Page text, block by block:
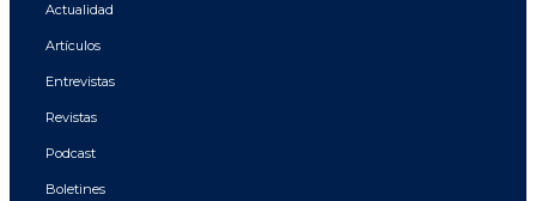
Actualidad
Artículos
Entrevistas
Revistas
Podcast
Boletines